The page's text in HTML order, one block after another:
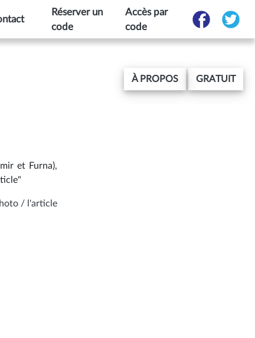
Réserver un
code
Accès par
code
À PROPOS GRATUIT
et Furna),
/ l'article